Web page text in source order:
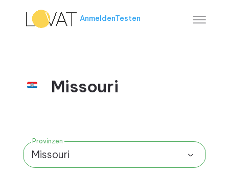
AnmeldenTesten
Missouri
Provinzen
Missouri